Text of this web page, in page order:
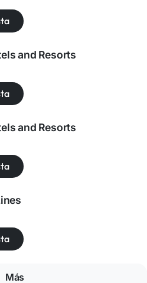
and Resorts
and Resorts
Más